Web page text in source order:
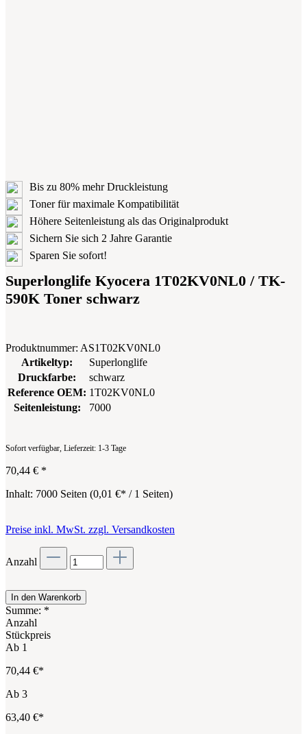
Bis zu 80% mehr Druckleistung
Toner für maximale Kompatibilität
Höhere Seitenleistung als das Originalprodukt
Sichern Sie sich 2 Jahre Garantie
Sparen Sie sofort!
Superlonglife Kyocera 1T02KV0NL0 / TK-
590K Toner schwarz
Produktnummer: AS1T02KV0NL0
Artikeltyp:
Superlonglife
Druckfarbe:
schwarz
Reference OEM: 1T02KV0NL0
Seitenleistung:
7000
Sofort verfügbar, Lieferzeit: 1-3 Tage
70,44 € *
Inhalt: 7000 Seiten (0,01 €* / 1 Seiten)
Preise inkl. MwSt. zzgl. Versandkosten
Anzahl
In den Warenkorb
Summe: *
Anzahl
Stückpreis
Ab 1
70,44 €*
Ab 3
63,40 €*